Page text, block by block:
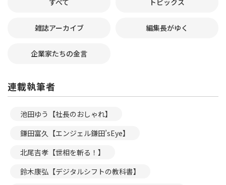
すべて トピックス
雑誌アーカイブ 編集長がゆく
企業家たちの金言
連載執筆者
池田ゆう【社長のおしゃれ】
鎌田富久【エンジェル鎌田’sEye】
北尾吉孝【世相を斬る！】
鈴木康弘【デジタルシフトの教科書】